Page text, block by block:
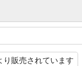
り販売されています